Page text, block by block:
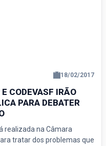
18/02/2017
CODEVASF IRÃO
PARA DEBATER
realizada na Câmara
tratar dos problemas que